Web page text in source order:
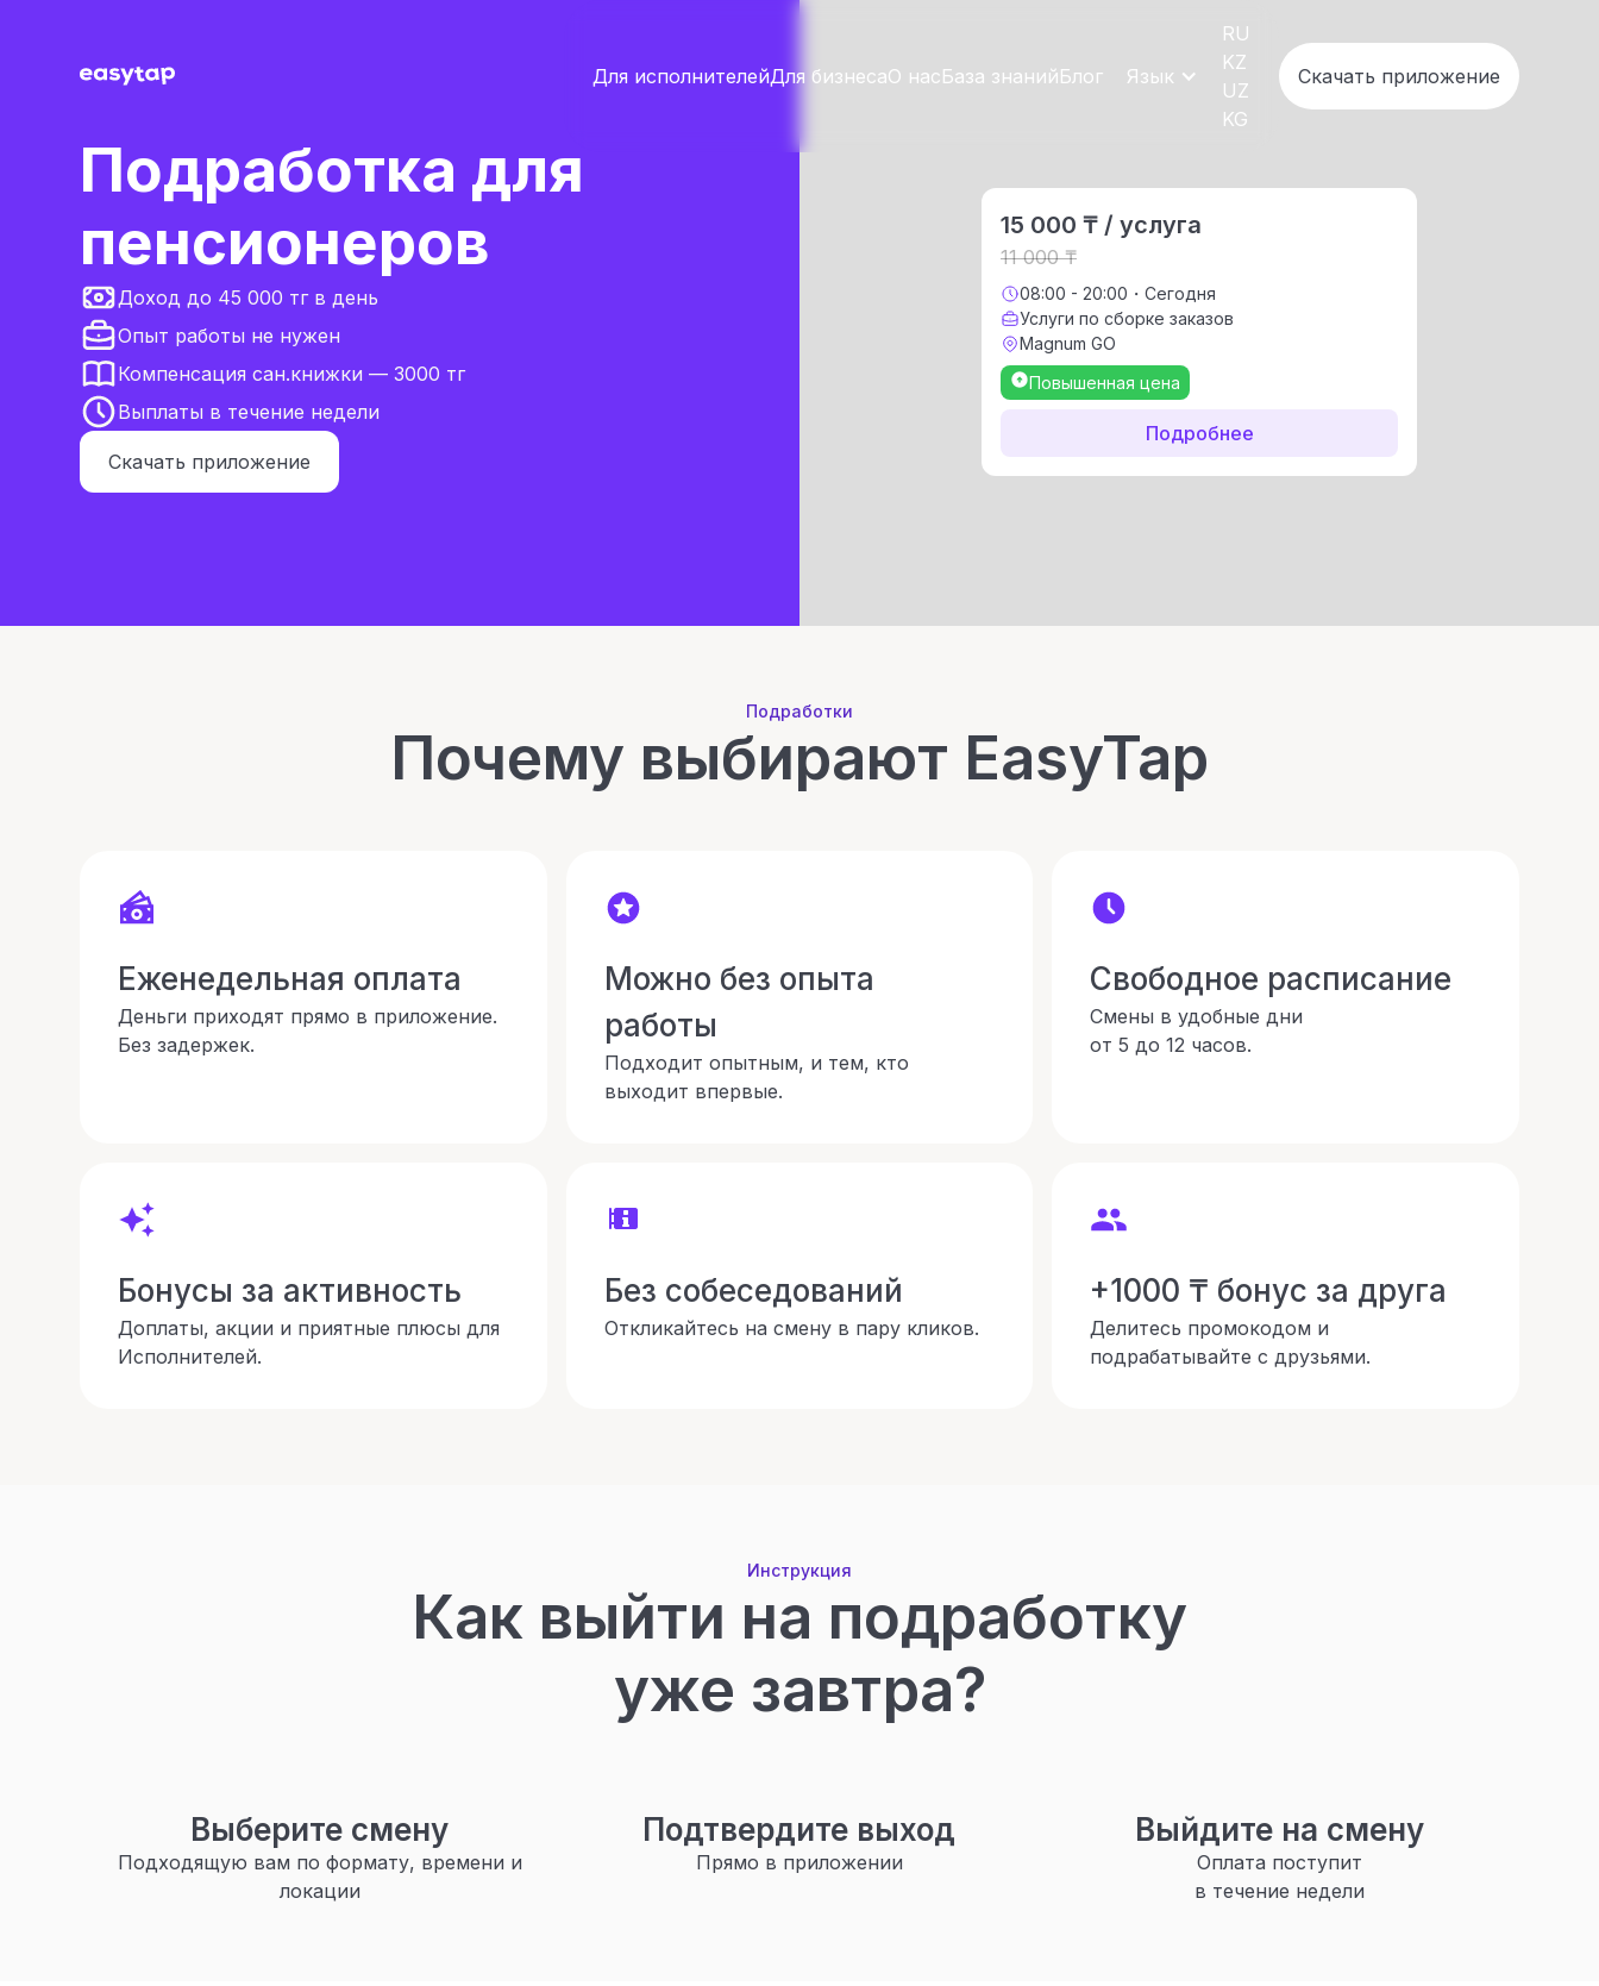
Для исполнителейДля бизнесаО насБаза знанийБлог Язык
RU
KZ
UZ
KG
Скачать приложение
Подработка для
пенсионеров
Доход до 45 000 тг в день
Опыт работы не нужен
Компенсация сан.книжки — 3000 тг
Выплаты в течение недели
Скачать приложение
15 000 ₸ / услуга
11 000 ₸
08:00 - 20:00・Сегодня
Услуги по сборке заказов
Magnum GO
Повышенная цена
Подробнее
Подработки
Почему выбирают EasyTap
Еженедельная оплата
Деньги приходят прямо в приложение.
Без задержек.
Можно без опыта
работы
Подходит опытным, и тем, кто
выходит впервые.
Свободное расписание
Смены в удобные дни
от 5 до 12 часов.
Бонусы за активность
Доплаты, акции и приятные плюсы для
Исполнителей.
Без собеседований
Откликайтесь на смену в пару кликов.
+1000 ₸ бонус за друга
Делитесь промокодом и
подрабатывайте с друзьями.
Инструкция
Как выйти на подработку
уже завтра?
Выберите смену
Подходящую вам по формату, времени и
локации
Подтвердите выход
Прямо в приложении
Выйдите на смену
Оплата поступит
в течение недели